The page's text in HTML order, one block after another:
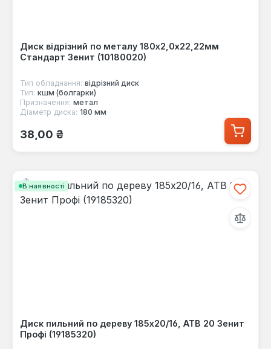
Диск відрізний по металу 180х2,0х22,22мм
Стандарт Зенит (10180020)
Тип обладнання: відрізний диск
Тип: кшм (болгарки)
Призначення: метал
Діаметр диска: 180 мм
Звичайна ціна:
38,00 ₴
В наявності
Диск пильний по дереву 185x20/16, ATB 20 Зенит
Профі (19185320)